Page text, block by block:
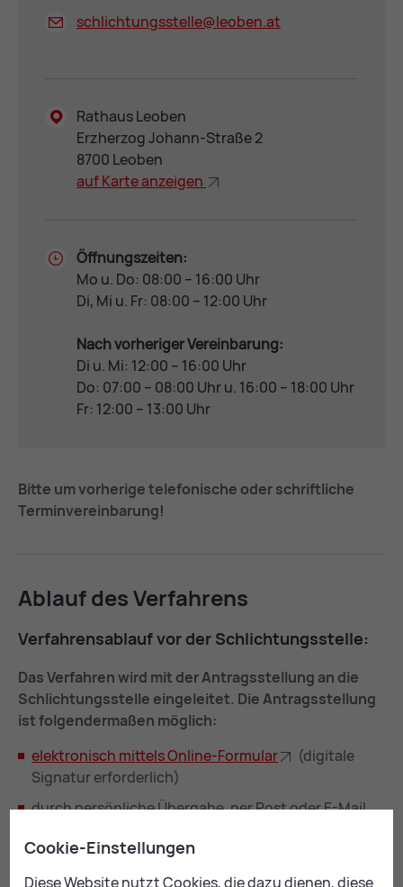
schlichtungsstelle@leoben.at
Rathaus Leoben
Erzherzog Johann-Straße 2
8700 Leoben
auf Kar­te an­zei­gen
Öffnungszeiten:
Mo u. Do: 08:00 – 16:00 Uhr
Di, Mi u. Fr: 08:00 – 12:00 Uhr
Nach vorheriger Vereinbarung:
Di u. Mi: 12:00 – 16:00 Uhr
Do: 07:00 – 08:00 Uhr u. 16:00 – 18:00 Uhr
Fr: 12:00 – 13:00 Uhr
Bitte um vorherige telefonische oder schriftliche
Terminvereinbarung!
Ab­lauf des Ver­fah­rens
Ver­fah­rens­ab­lauf vor der Schlich­tungs­stel­le:
Das Verfahren wird mit der Antragsstellung an die
Schlichtungsstelle eingeleitet. Die Antragsstellung
ist folgendermaßen möglich:
elek­tro­nisch mit­tels On­line-For­mu­lar
(digitale
Signatur erforderlich)
durch persönliche Übergabe, per Post oder E-Mail
Cookie-Einstellungen
Diese Website nutzt Cookies, die dazu dienen, diese